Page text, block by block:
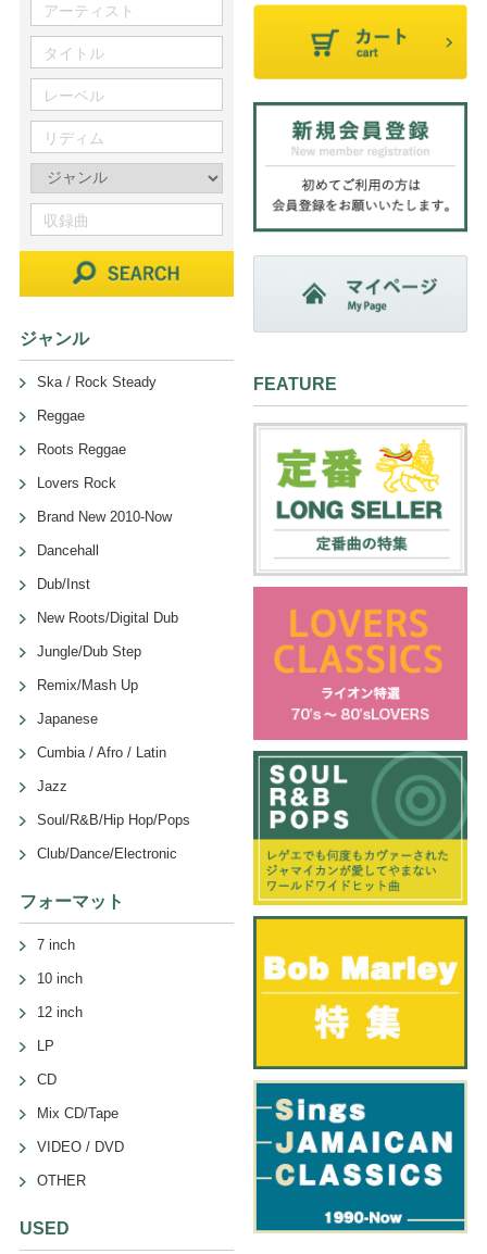
ジャンル
Ska / Rock Steady
Reggae
Roots Reggae
Lovers Rock
Brand New 2010-Now
Dancehall
Dub/Inst
New Roots/Digital Dub
Jungle/Dub Step
Remix/Mash Up
Japanese
Cumbia / Afro / Latin
Jazz
Soul/R&B/Hip Hop/Pops
Club/Dance/Electronic
フォーマット
7 inch
10 inch
12 inch
LP
CD
Mix CD/Tape
VIDEO / DVD
OTHER
USED
FEATURE